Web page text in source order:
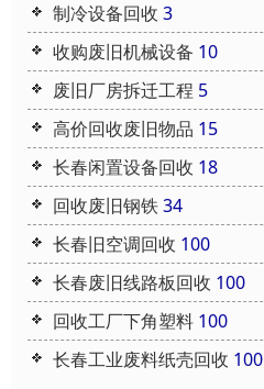
制冷设备回收 3
收购废旧机械设备 10
废旧厂房拆迁工程 5
高价回收废旧物品 15
长春闲置设备回收 18
回收废旧钢铁34
长春旧空调回收 100
长春废旧线路板回收 100
回收工厂下角塑料 100
长春工业废料纸壳回收 100